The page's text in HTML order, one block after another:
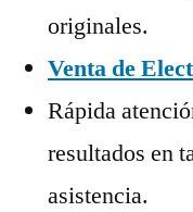
originales.
Venta de
Rápida
resultados en
asistencia.